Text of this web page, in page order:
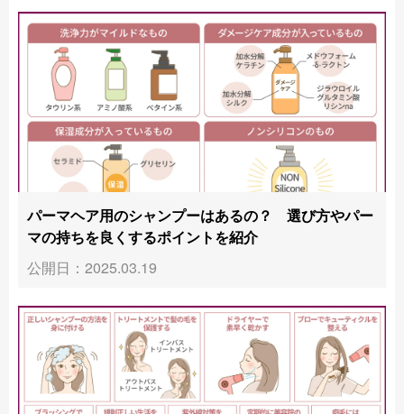
パーマヘア用のシャンプーはあるの？ 選び方やパー
マの持ちを良くするポイントを紹介
公開日：2025.03.19